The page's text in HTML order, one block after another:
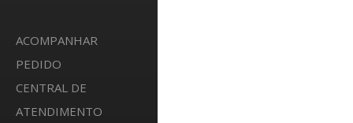
ACOMPANHAR
PEDIDO
CENTRAL DE
ATENDIMENTO